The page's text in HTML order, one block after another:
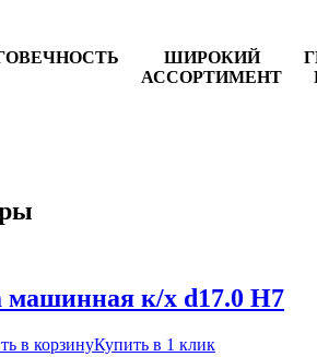
ШИРОКИЙ
АССОРТИМЕНТ
машинная к/х d17.0 Н7
в корзинуКупить в 1 клик